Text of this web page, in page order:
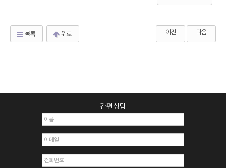
목록 위로 이전 다음
간편상담